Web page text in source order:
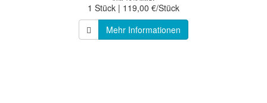
1 Stück | 119,00 €/Stück
Mehr Informationen